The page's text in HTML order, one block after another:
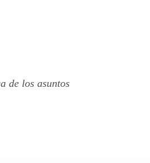
de los asuntos